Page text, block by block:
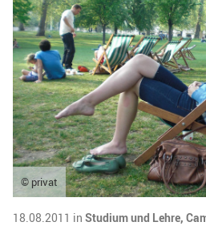
© privat
18.08.2011 in Studium und Lehre,